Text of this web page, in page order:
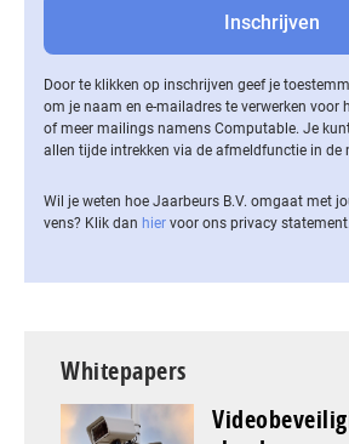
Door te klikken op inschrijven geef je
om je naam en e-mailadres te verwerken voor
of meer mailings namens Computable. Je
allen tijde intrekken via de af­meld­func­tie in de
Wil je weten hoe Jaarbeurs B.V. omgaat met
vens? Klik dan hier voor ons privacy statement.
Whitepapers